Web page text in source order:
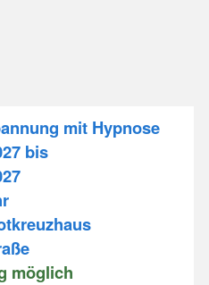
mit Hypnose
bis
möglich